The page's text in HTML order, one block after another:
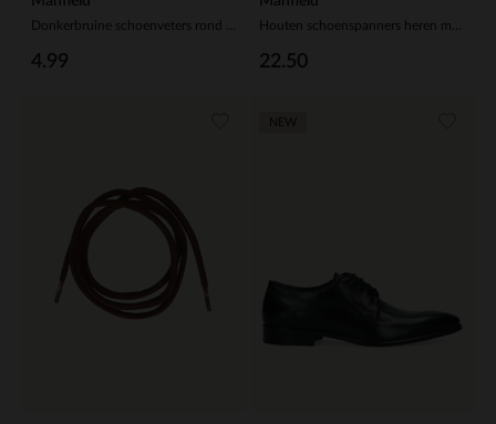
4.99 22.50